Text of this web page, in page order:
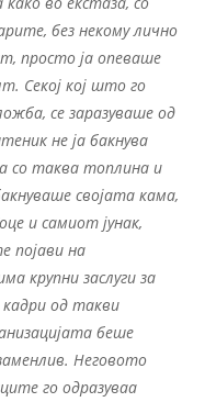
без некому лично
просто ја опеваше
Секој кој што го
се заразуваше од
не ја бакнува
со таква топлина и
својата кама,
и самиот јунак,
појави на
крупни заслуги за
од такви
беше
Неговото
го одразуваа